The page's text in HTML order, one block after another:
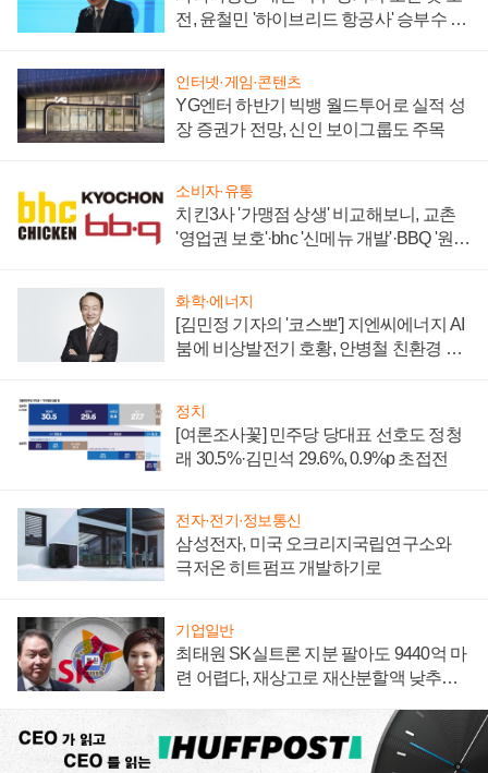
전, 윤철민 '하이브리드 항공사' 승부수 통
인터넷·게임·콘텐츠
YG엔터 하반기 빅뱅 월드투어로 실적 성
장 증권가 전망, 신인 보이그룹도 주목
소비자·유통
치킨3사 '가맹점 상생' 비교해보니, 교촌
'영업권 보호'·bhc '신메뉴 개발'·BBQ '원가
화학·에너지
[김민정 기자의 '코스뽀'] 지엔씨에너지 AI
붐에 비상발전기 호황, 안병철 친환경 에
정치
[여론조사꽃] 민주당 당대표 선호도 정청
래 30.5%·김민석 29.6%, 0.9%p 초접전
전자·전기·정보통신
삼성전자, 미국 오크리지국립연구소와
극저온 히트펌프 개발하기로
기업일반
최태원 SK실트론 지분 팔아도 9440억 마
련 어렵다, 재상고로 재산분할액 낮추기